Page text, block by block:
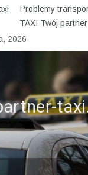
Problemy
TAXI Twój partner
2026